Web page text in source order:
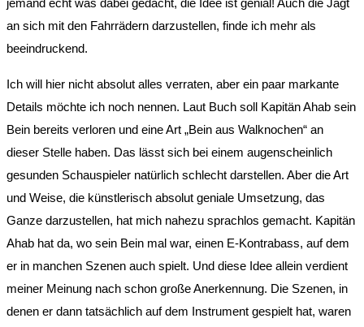
jemand echt was dabei gedacht, die Idee ist genial! Auch die Jagt
an sich mit den Fahrrädern darzustellen, finde ich mehr als
beeindruckend.
Ich will hier nicht absolut alles verraten, aber ein paar markante
Details möchte ich noch nennen. Laut Buch soll Kapitän Ahab sein
Bein bereits verloren und eine Art „Bein aus Walknochen“ an
dieser Stelle haben. Das lässt sich bei einem augenscheinlich
gesunden Schauspieler natürlich schlecht darstellen. Aber die Art
und Weise, die künstlerisch absolut geniale Umsetzung, das
Ganze darzustellen, hat mich nahezu sprachlos gemacht. Kapitän
Ahab hat da, wo sein Bein mal war, einen E-Kontrabass, auf dem
er in manchen Szenen auch spielt. Und diese Idee allein verdient
meiner Meinung nach schon große Anerkennung. Die Szenen, in
denen er dann tatsächlich auf dem Instrument gespielt hat, waren